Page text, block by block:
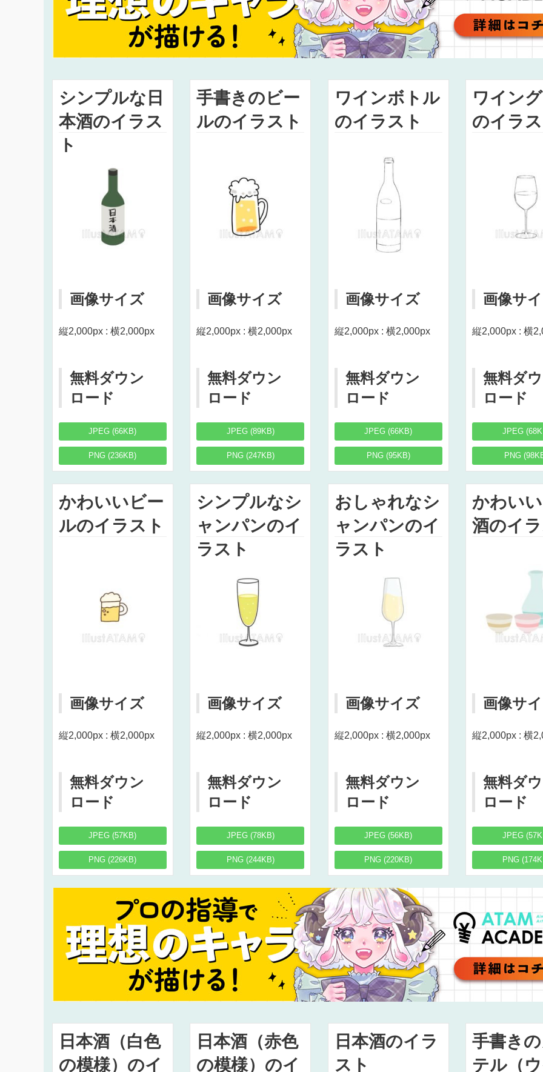
シンプルな日
本酒のイラス
ト
画像サイズ
縦2,000px : 横2,000px
無料ダウン
ロード
JPEG (66KB)
PNG (236KB)
手書きのビー
ルのイラスト
画像サイズ
縦2,000px : 横2,000px
無料ダウン
ロード
JPEG (89KB)
PNG (247KB)
ワインボトル
のイラスト
画像サイズ
縦2,000px : 横2,000px
無料ダウン
ロード
JPEG (66KB)
PNG (95KB)
ワイン
のイラ
画像サ
縦2,000px : 横
無料ダ
ロード
JPEG
PNG
かわいいビー
ルのイラスト
画像サイズ
縦2,000px : 横2,000px
無料ダウン
ロード
JPEG (57KB)
PNG (226KB)
シンプルなシ
ャンパンのイ
ラスト
画像サイズ
縦2,000px : 横2,000px
無料ダウン
ロード
JPEG (78KB)
PNG (244KB)
おしゃれなシ
ャンパンのイ
ラスト
画像サイズ
縦2,000px : 横2,000px
無料ダウン
ロード
JPEG (56KB)
PNG (220KB)
かわい
酒のイ
画像サ
縦2,000px : 横
無料ダ
ロード
JPEG
PNG
日本酒（白色
の模様）のイ
日本酒（赤色
の模様）のイ
日本酒のイラ
スト
手書き
テル（